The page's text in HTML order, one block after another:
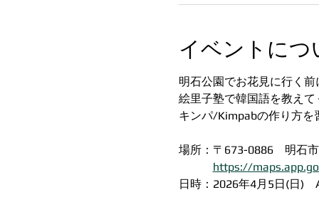
イベントにつ
明石公園でお花見に行く
絵里子塾で韓国語を教え
キンパ/Kimpabの作り方を
場所：〒673-0886　明石
https://
日時：2026年4月5日(日)